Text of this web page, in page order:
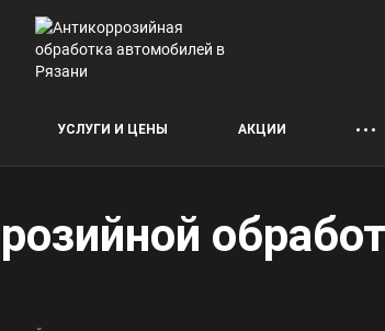
УСЛУГИ И ЦЕНЫ АКЦИИ